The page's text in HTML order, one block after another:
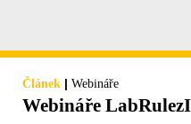
Článek | Webináře
Webináře